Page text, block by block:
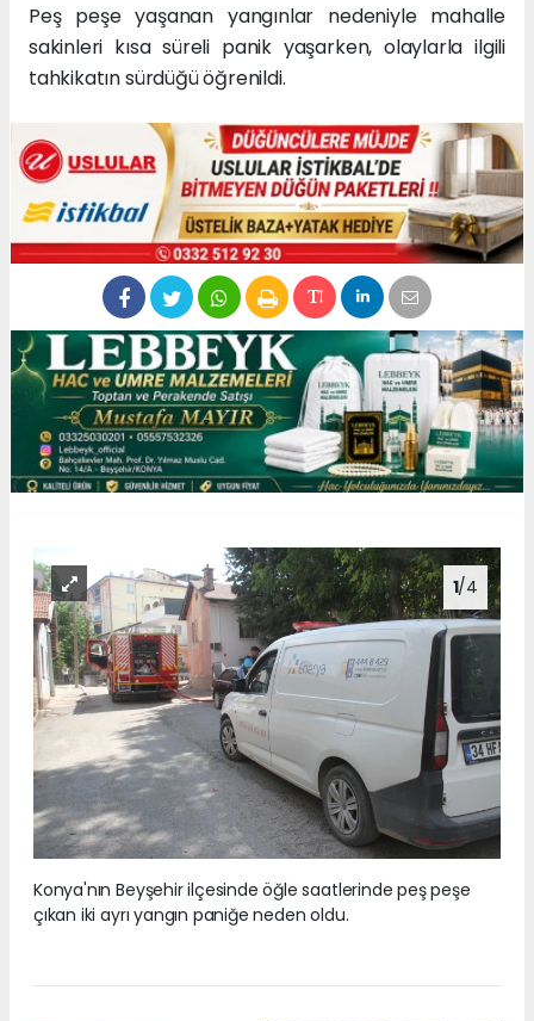
Peş peşe yaşanan yangınlar nedeniyle mahalle
sakinleri kısa süreli panik yaşarken, olaylarla ilgili
tahkikatın sürdüğü öğrenildi.
1/4
Konya'nın Beyşehir ilçesinde öğle saatlerinde peş peşe
çıkan iki ayrı yangın paniğe neden oldu.